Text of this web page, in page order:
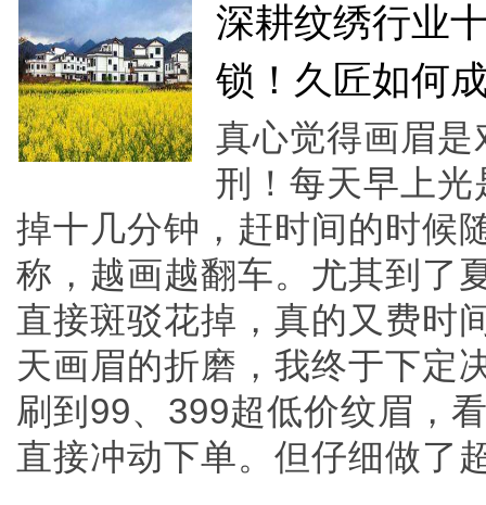
深耕纹绣行业
锁！久匠如何
真心觉得画眉
刑！每天早上
掉十几分钟，赶时间的时候
称，越画越翻车。尤其到了
直接斑驳花掉，真的又费时
天画眉的折磨，我终于下定
刷到99、399超低价纹眉，
直接冲动下单。但仔细做了